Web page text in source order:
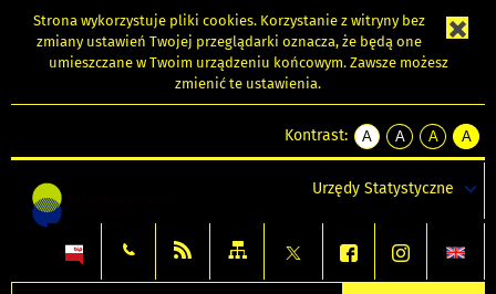
Strona wykorzystuje pliki cookies. Korzystanie z witryny bez
zmiany ustawień Twojej przeglądarki oznacza, że będą one
umieszczane w Twoim urządzeniu końcowym. Zawsze możesz
zmienić te ustawienia.
Kontrast:
A
kontrast
A
kontrast
tekst
czarnym
A
kontrast
tekst
czarnym
A
tekst
żółtym
Urzędy Statystyczne